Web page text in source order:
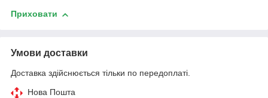
Приховати
Умови доставки
Доставка здійснюється тільки по передоплаті.
Нова Пошта